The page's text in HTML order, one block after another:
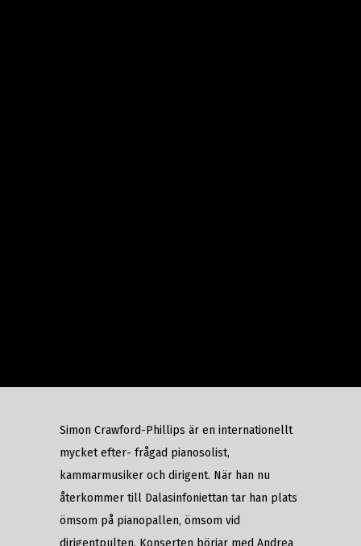
Simon Crawford-Phillips är en internationellt
mycket efter- frågad pianosolist,
kammarmusiker och dirigent. När han nu
återkommer till Dalasinfoniettan tar han plats
ömsom på pianopallen, ömsom vid
dirigentpulten. Konserten börjar med Andrea